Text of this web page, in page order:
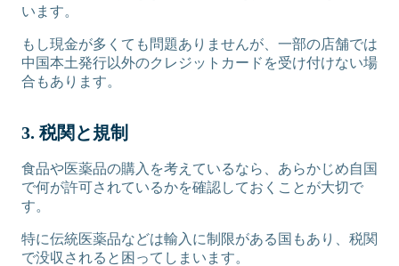
います。
もし現金が多くても問題ありませんが、一部の店舗では
中国本土発行以外のクレジットカードを受け付けない場
合もあります。
3. 税関と規制
食品や医薬品の購入を考えているなら、あらかじめ自国
で何が許可されているかを確認しておくことが大切で
す。
特に伝統医薬品などは輸入に制限がある国もあり、税関
で没収されると困ってしまいます。